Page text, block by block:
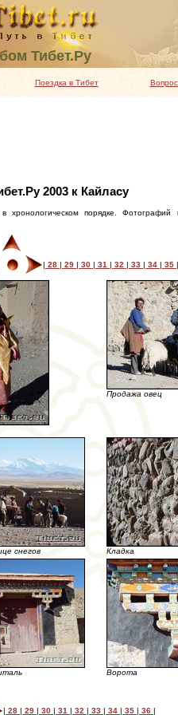
Тибет.Ру
Поездка в Тибет
2003 к Кайласу
порядке. Фотографий
| 28 | 29 | 30 | 31 | 32 | 33 | 34 | 35 |
Продажа овец
снегов Кладка
Ворота
| 28 | 29 | 30 | 31 | 32 | 33 | 34 | 35 | 36 |